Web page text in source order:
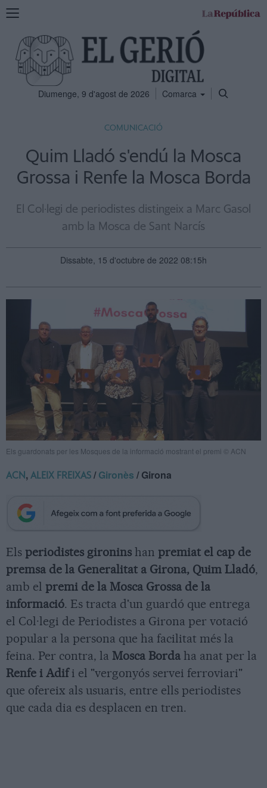
Mostra
navegació
Diumenge, 9 d'agost de 2026 Comarca
COMUNICACIÓ
Quim Lladó s'endú la Mosca
Grossa i Renfe la Mosca Borda
El Col·legi de periodistes distingeix a Marc Gasol
amb la Mosca de Sant Narcís
Dissabte, 15 d'octubre de 2022 08:15h
Els guardonats per les Mosques de la informació mostrant el premi © ACN
ACN, ALEIX FREIXAS /Gironès / Girona
Els periodistes gironins han premiat el cap de
premsa de la Generalitat a Girona, Quim Lladó,
amb el premi de la Mosca Grossa de la
informació. Es tracta d'un guardó que entrega
el Col·legi de Periodistes a Girona per votació
popular a la persona que ha facilitat més la
feina. Per contra, la Mosca Borda ha anat per la
Renfe i Adifi el "vergonyós servei ferroviari"
que ofereix als usuaris, entre ells periodistes
que cada dia es desplacen en tren.